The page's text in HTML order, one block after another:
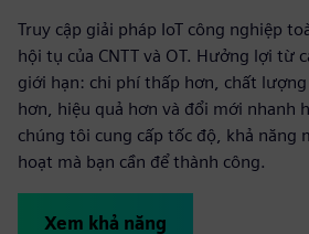
Truy cập giải pháp IoT công nghiệp
hội tụ của CNTT và OT. Hưởng lợi từ
giới hạn: chi phí thấp hơn, chất
hơn, hiệu quả hơn và đổi mới nhanh
chúng tôi cung cấp tốc độ, khả năng
hoạt mà bạn cần để thành công.
Xem khả năng